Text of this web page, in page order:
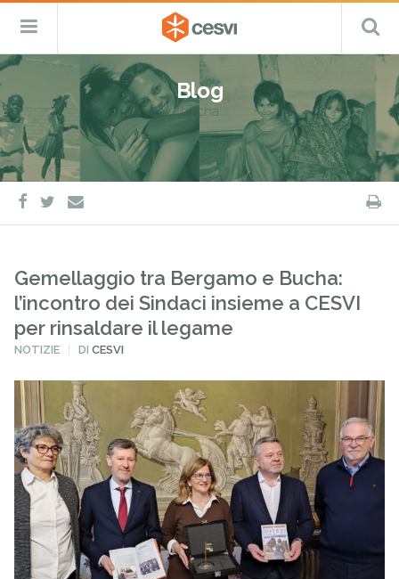
Salta
al
contenuto
CESVI
Fondazione
–
ETS
Cooperazione,
Emergenza
e
Sviluppo
Menu
Blog
bucha
facebook
twitter
e-
mail
Gemellaggio tra Bergamo e Bucha:
l’incontro dei Sindaci insieme a CESVI
per rinsaldare il legame
PUBBLICATO
NOTIZIE DICESVI